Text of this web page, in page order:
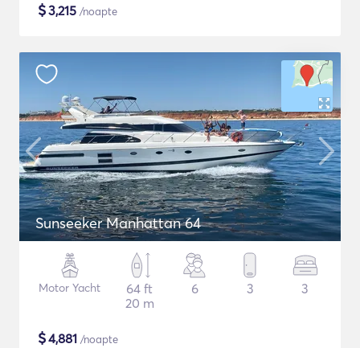
$3,215 /noapte
Sunseeker Manhattan 64
Motor Yacht
64 ft
20 m
6 3 3
$4,881 /noapte